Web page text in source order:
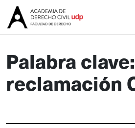
Palabra clave:
reclamación